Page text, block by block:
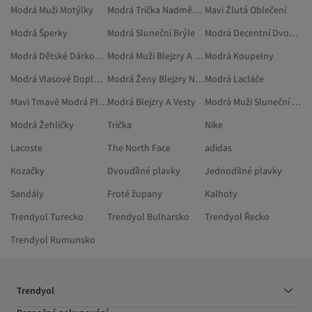
Modrá Muži Motýlky
Modrá Trička Nadměrné Velikosti Mavi Žlutá Oblečení
Modrá Šperky
Modrá Sluneční Brýle
Modrá Decentní Dvoudílné Sady
Modrá Dětské Dárkové Sady
Modrá Muži Blejzry A Vesty Modrá Koupelny
Modrá Vlasové Doplňky
Modrá Ženy Blejzry Nadměrné VelikostiModrá Lacláče
Mavi Tmavě Modrá Plážové OblečeníModrá Blejzry A Vesty
Modrá Muži Sluneční Brýle
Modrá Žehličky
Trička
Nike
Lacoste
The North Face
adidas
Kozačky
Dvoudílné plavky
Jednodílné plavky
Sandály
Froté župany
Kalhoty
Trendyol Turecko
Trendyol Bulharsko
Trendyol Řecko
Trendyol Rumunsko
Trendyol